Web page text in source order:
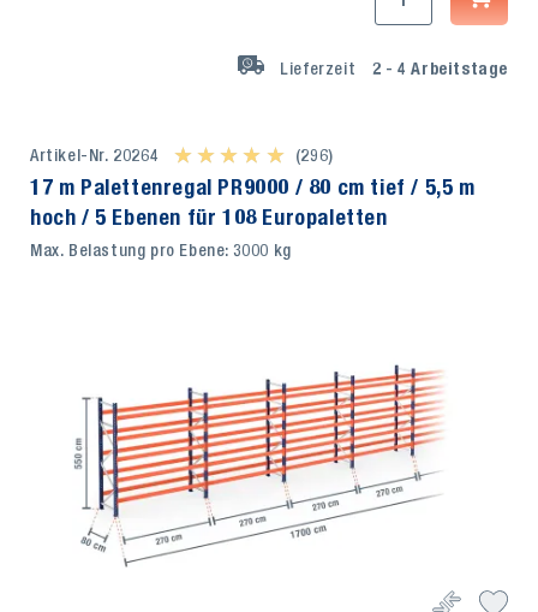
Lieferzeit 2 - 4 Arbeitstage
Artikel-Nr. 20264 ★ ★ ★ ★ ★
★ ★ ★ ★ ★ (296)
17 m Palettenregal PR9000 / 80 cm tief / 5,5 m
hoch / 5 Ebenen für 108 Europaletten
Max. Belastung pro Ebene: 3000 kg